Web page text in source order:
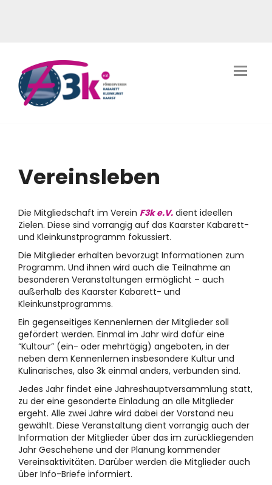
Vereinsleben
Die Mitgliedschaft im Verein F3k e.V. dient ideellen
Zielen. Diese sind vorrangig auf das Kaarster Kabarett-
und Kleinkunstprogramm fokussiert.
Die Mitglieder erhalten bevorzugt Informationen zum
Programm. Und ihnen wird auch die Teilnahme an
besonderen Veranstaltungen ermöglicht – auch
außerhalb des Kaarster Kabarett- und
Kleinkunstprogramms.
Ein gegenseitiges Kennenlernen der Mitglieder soll
gefördert werden. Einmal im Jahr wird dafür eine
“Kultour” (ein- oder mehrtägig) angeboten, in der
neben dem Kennenlernen insbesondere Kultur und
Kulinarisches, also 3k einmal anders, verbunden sind.
Jedes Jahr findet eine Jahreshauptversammlung statt,
zu der eine gesonderte Einladung an alle Mitglieder
ergeht. Alle zwei Jahre wird dabei der Vorstand neu
gewählt. Diese Veranstaltung dient vorrangig auch der
Information der Mitglieder über das im zurückliegenden
Jahr Geschehene und der Planung kommender
Vereinsaktivitäten. Darüber werden die Mitglieder auch
über Info-Briefe informiert.